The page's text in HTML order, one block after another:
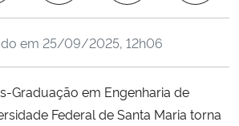
Inovações e Comunicações
em 25/09/2025, 12h06
Graduação em Engenharia de
Federal de Santa Maria torna